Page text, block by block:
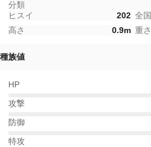
分類
ヒスイ
202 全国
高さ
0.9m 重さ
種族値
HP
攻撃
防御
特攻